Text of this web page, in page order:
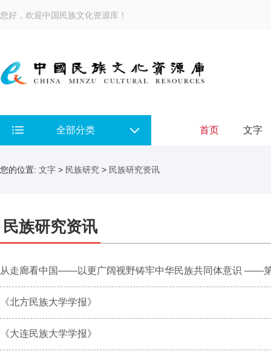
您好，欢迎中国民族文化资源库！
全部分类 首页 文字
您的位置: 文字 > 民族研究 > 民族研究资讯
民族研究资讯
从走廊看中国——以更广阔视野铸牢中华民族共同体意识 ——
《北方民族大学学报》
《大连民族大学学报》